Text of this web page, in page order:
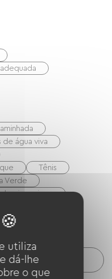
de água viva
Tênis
Verde
piquenique
/ acesso à
utiliza
dá-lhe
o que